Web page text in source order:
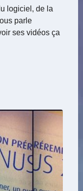
logiciel, de la
parle
ses vidéos ça